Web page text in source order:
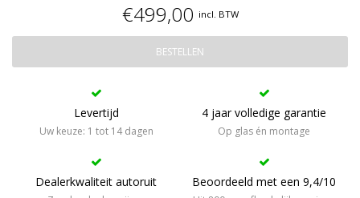
€499,00 incl. BTW
BESTELLEN
Levertijd
Uw keuze: 1 tot 14 dagen
4 jaar volledige garantie
Op glas én montage
Dealerkwaliteit autoruit Beoordeeld met een 9,4/10